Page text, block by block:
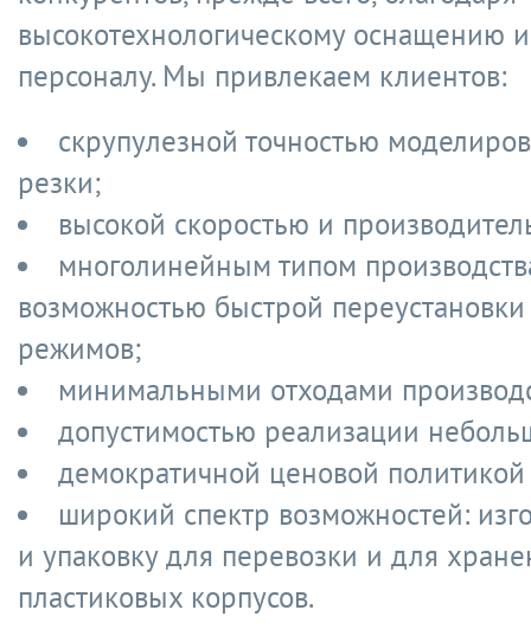
высокотехнологическому оснащению
персоналу. Мы привлекаем клиентов:
скрупулезной точностью
резки;
высокой скоростью и
многолинейным типом
возможностью быстрой
режимов;
минимальными отходами
допустимостью реализации
демократичной ценовой политикой
широкий спектр возможностей:
и упаковку для перевозки и для
пластиковых корпусов.